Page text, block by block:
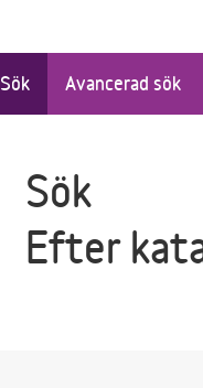
Sök Avancerad sök
Sök
Efter